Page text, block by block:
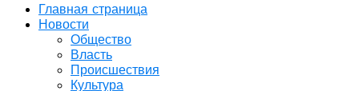
Главная страница
Новости
Общество
Власть
Происшествия
Культура